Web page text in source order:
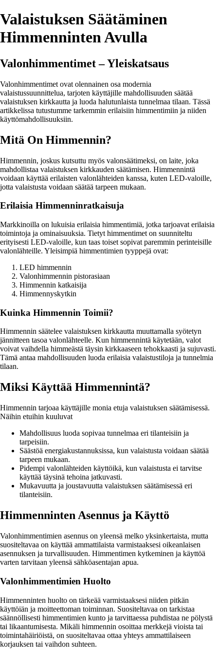
Valaistuksen Säätäminen
Himmenninten Avulla
Valonhimmentimet – Yleiskatsaus
Valonhimmentimet ovat olennainen osa modernia
valaistussuunnittelua, tarjoten käyttäjille mahdollisuuden säätää
valaistuksen kirkkautta ja luoda halutunlaista tunnelmaa tilaan. Tässä
artikkelissa tutustumme tarkemmin erilaisiin himmentimiin ja niiden
käyttömahdollisuuksiin.
Mitä On Himmennin?
Himmennin, joskus kutsuttu myös valonsäätimeksi, on laite, joka
mahdollistaa valaistuksen kirkkauden säätämisen. Himmennintä
voidaan käyttää erilaisten valonlähteiden kanssa, kuten LED-valoille,
jotta valaistusta voidaan säätää tarpeen mukaan.
Erilaisia Himmenninratkaisuja
Markkinoilla on lukuisia erilaisia himmentimiä, jotka tarjoavat erilaisia
toimintoja ja ominaisuuksia. Tietyt himmentimet on suunniteltu
erityisesti LED-valoille, kun taas toiset sopivat paremmin perinteisille
valonlähteille. Yleisimpiä himmentimien tyyppejä ovat:
LED himmennin
Valonhimmennin pistorasiaan
Himmennin katkaisija
Himmennyskytkin
Kuinka Himmennin Toimii?
Himmennin säätelee valaistuksen kirkkautta muuttamalla syötetyn
jännitteen tasoa valonlähteelle. Kun himmennintä käytetään, valot
voivat vaihdella himmeästä täysin kirkkaaseen tehokkaasti ja sujuvasti.
Tämä antaa mahdollisuuden luoda erilaisia valaistustiloja ja tunnelmia
tilaan.
Miksi Käyttää Himmennintä?
Himmennin tarjoaa käyttäjille monia etuja valaistuksen säätämisessä.
Näihin etuihin kuuluvat
Mahdollisuus luoda sopivaa tunnelmaa eri tilanteisiin ja
tarpeisiin.
Säästöä energiakustannuksissa, kun valaistusta voidaan säätää
tarpeen mukaan.
Pidempi valonlähteiden käyttöikä, kun valaistusta ei tarvitse
käyttää täysinä tehoina jatkuvasti.
Mukavuutta ja joustavuutta valaistuksen säätämisessä eri
tilanteisiin.
Himmenninten Asennus ja Käyttö
Valonhimmentimien asennus on yleensä melko yksinkertaista, mutta
suositeltavaa on käyttää ammattilaista varmistaaksesi oikeanlaisen
asennuksen ja turvallisuuden. Himmentimen kytkeminen ja käyttöä
varten tarvitaan yleensä sähköasentajan apua.
Valonhimmentimien Huolto
Himmenninten huolto on tärkeää varmistaaksesi niiden pitkän
käyttöiän ja moitteettoman toiminnan. Suositeltavaa on tarkistaa
säännöllisesti himmentimien kunto ja tarvittaessa puhdistaa ne pölystä
tai likaantumisesta. Mikäli himmennin osoittaa merkkejä vioista tai
toimintahäiriöistä, on suositeltavaa ottaa yhteys ammattilaiseen
korjauksen tai vaihdon suhteen.